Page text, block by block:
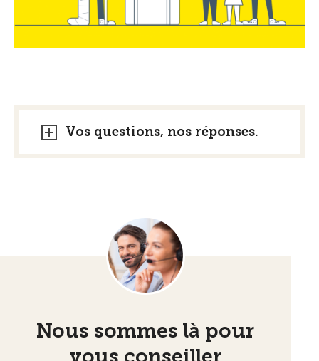
Vos questions, nos réponses.
Nous sommes là pour
vous conseiller